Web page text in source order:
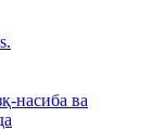
насиба ва